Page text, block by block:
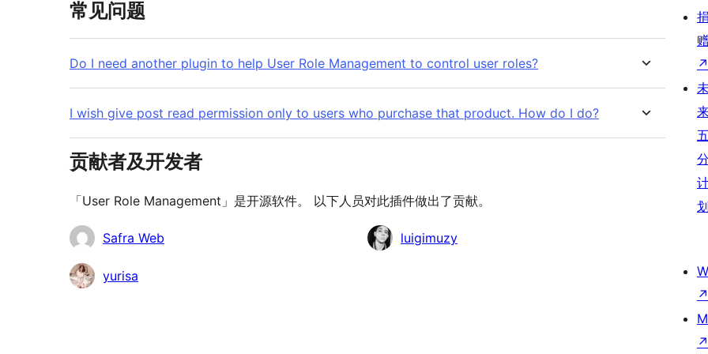
常见问题
Do I need another plugin to help User Role Management to control user roles?
I wish give post read permission only to users who purchase that product. How do I do?
贡献者及开发者
「User Role Management」是开源软件。 以下人员对此插件做出了贡献。
贡
献
者
Safra Web luigimuzy
yurisa
捐
↗
未
五
分
划
↗
↗